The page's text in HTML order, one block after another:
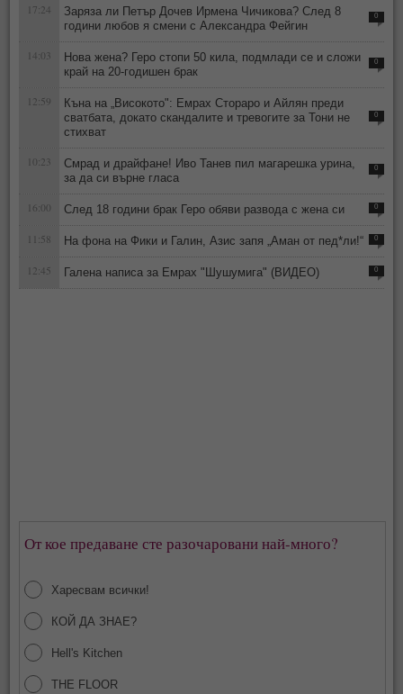
17:24
Заряза ли Петър Дочев Ирмена Чичикова? След 8
години любов я смени с Александра Фейгин
0
14:03
Нова жена? Геро стопи 50 кила, подмлади се и сложи
край на 20-годишен брак
0
12:59
Къна на „Високото": Емрах Стораро и Айлян преди
сватбата, докато скандалите и тревогите за Тони не
стихват
0
10:23
Смрад и драйфане! Иво Танев пил магарешка урина,
за да си върне гласа
0
16:00 След 18 години брак Геро обяви развода с жена си 0
11:58 На фона на Фики и Галин, Азис запя „Аман от пед*ли!“ 0
12:45 Галена написа за Емрах "Шушумига" (ВИДЕО) 0
От кое предаване сте разочаровани най-много?
Харесвам всички!
КОЙ ДА ЗНАЕ?
Hell's Kitchen
THE FLOOR